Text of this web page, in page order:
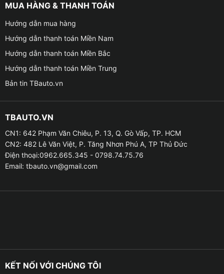
Địa chỉ lắp led nội thất ô tô cho xe VinFast
khác nhau theo sở thích của bạn, giúp bạn tạo ra
MUA HÀNG & THANH TOÁN
Hướng dẫn mua hàng
Hướng dẫn thanh toán Miền Nam
Hướng dẫn thanh toán Miền Bắc
Hướng dẫn thanh toán Miền Trung
Bản tin TBauto.vn
TBAUTO.VN
CN1: 642 Phạm Văn Chiêu, P. 13, Q. Gò Vấp, TP. HCM
CN2: 482 Lê Văn Việt, P. Tăng Nhơn Phú A, TP Thủ Đức
Điện thoại:0962.665.345 - 0798.74.75.76
Email: tbauto.vn@gmail.com
KẾT NỐI VỚI CHÚNG TÔI